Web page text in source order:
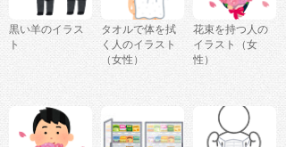
黒い羊のイラス
ト
タオルで体を拭
く人のイラスト
（女性）
花束を持つ人の
イラスト（女
性）